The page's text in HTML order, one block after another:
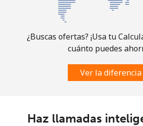
¿Buscas ofertas? ¡Usa tu
cuánto puedes
Ver la diferencia
Haz llamadas